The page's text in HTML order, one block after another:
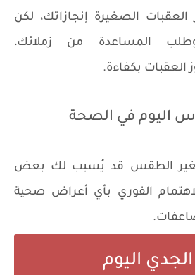
الصغيرة إنجازاتك، لكن
المساعدة من زملائك،
بكفاءة.
اليوم في الصحة
الطقس قد يُسبب لك بعض
الفوري بأي أعراض صحية
اليوم